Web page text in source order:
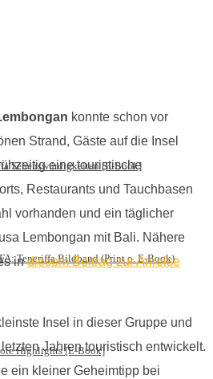
Sehenswürdigkeiten [E-Book]
Teneriffa Bildband (Print o. E-Book)
Highlights [E-Book]
konnte schon vor
Strand, Gäste auf die Insel
eine touristische
Restaurants und Tauchbasen
vorhanden und ein täglicher
Lembongan mit Bali. Nähere
indiesem Beitrag zur Anreise
Insel in dieser Gruppe und
Jahren touristisch entwickelt.
ein kleiner Geheimtipp bei